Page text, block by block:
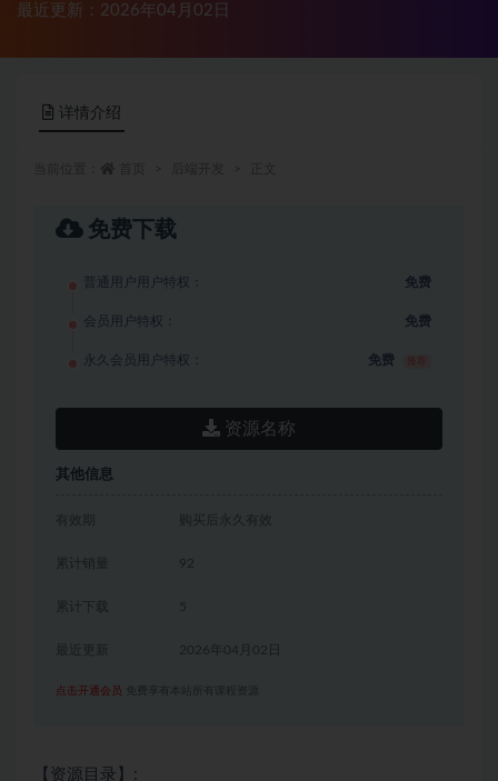
最近更新：2026年04月02日
详情介绍
免费下载
普通用户用户特权： 免费
会员用户特权： 免费
永久会员用户特权： 免费
资源名称
其他信息
有效期 购买后永久有效
累计销量 92
累计下载 5
2026年04月02日
点击开通会员 免费享有本站所有课程资源
【资源目录】: